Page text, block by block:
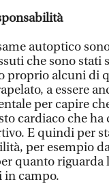
autoptico
che sono stati
proprio alcuni di
a essere
per capire
cardiaco che ha
E quindi per
per esempio
quanto riguarda
in campo.